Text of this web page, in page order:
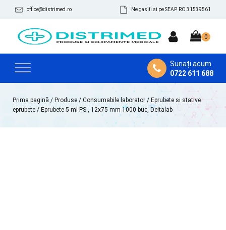
office@distrimed.ro Ne gasiti si pe SEAP. RO 31539561
Sunați acum
0722 611 688
Prima pagină / Produse / Consumabile laborator / Eprubete si stative
eprubete / Eprubete 5 ml PS , 12x75 mm 1000 buc, Deltalab